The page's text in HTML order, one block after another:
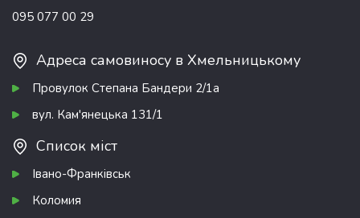
095 077 00 29
Адреса самовиносу в Хмельницькому
Провулок Степана Бандери 2/1а
вул. Кам'янецька 131/1
Список міст
Івано-Франківськ
Коломия